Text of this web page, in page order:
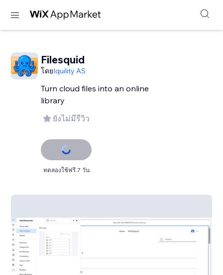
Filesquid
โดยIquility AS
Turn cloud files into an online
library
ยังไม่มีรีวิว
ทดลองใช้ฟรี 7 วัน